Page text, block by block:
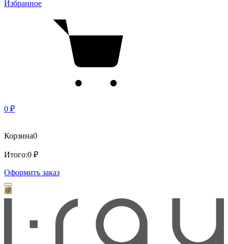
Избранное
0 ₽
Корзина0
Итого:0 ₽
Оформить заказ